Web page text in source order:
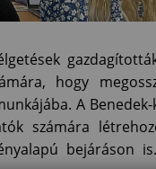
hogy
A
számára
bejáráson